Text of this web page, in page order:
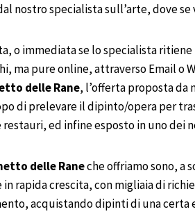
nostro specialista sull’arte, dove
o immediata se lo specialista
ma pure online, attraverso Email o
delle Rane, l’offerta proposta
di prelevare il dipinto/opera per
ed infine esposto in uno dei
delle Raneche offriamo sono, a
rapida crescita, con migliaia di
acquistando dipinti di una